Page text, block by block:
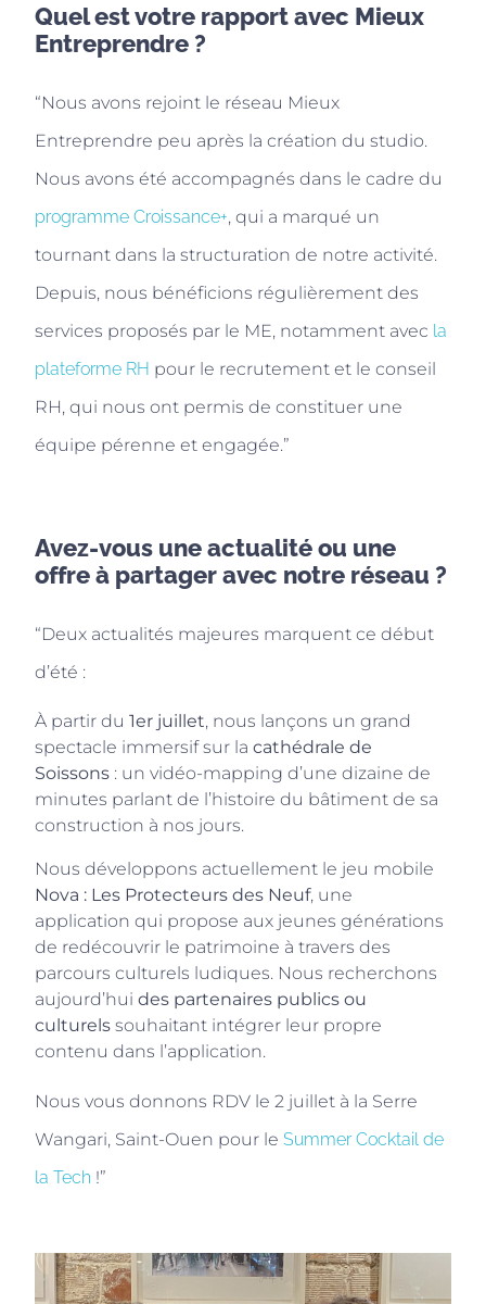
Quel est votre rapport avec Mieux
Entreprendre ?
“Nous avons rejoint le réseau Mieux
Entreprendre peu après la création du studio.
Nous avons été accompagnés dans le cadre du
programme Croissance+, qui a marqué un
tournant dans la structuration de notre activité.
Depuis, nous bénéficions régulièrement des
services proposés par le ME, notamment avec la
plateforme RH pour le recrutement et le conseil
RH, qui nous ont permis de constituer une
équipe pérenne et engagée.”
Avez-vous une actualité ou une
offre à partager avec notre réseau ?
“Deux actualités majeures marquent ce début
d’été :
À partir du1er juillet, nous lançons un grand
spectacle immersif sur lacathédrale de
Soissons : un vidéo-mapping d’une dizaine de
minutes parlant de l’histoire du bâtiment de sa
construction à nos jours.
Nous développons actuellement le jeu mobile
Nova : Les Protecteurs des Neuf, une
application qui propose aux jeunes générations
de redécouvrir le patrimoine à travers des
parcours culturels ludiques. Nous recherchons
aujourd’huides partenaires publics ou
culturels souhaitant intégrer leur propre
contenu dans l’application.
Nous vous donnons RDV le 2 juillet à la Serre
Wangari, Saint-Ouen pour leSummer Cocktail de
la Tech !”